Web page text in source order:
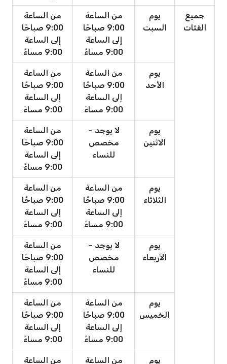
جميع
الفئات
يوم
السبت
من الساعة
9:00 صباحًا
إلى الساعة
9:00 مساءً
من الساعة
9:00 صباحًا
إلى الساعة
9:00 مساءً
يوم
الأحد
من الساعة
9:00 صباحًا
إلى الساعة
9:00 مساءً
من الساعة
9:00 صباحًا
إلى الساعة
9:00 مساءً
يوم
الاثنين
لا يوجد –
مخصص
للنساء
من الساعة
9:00 صباحًا
إلى الساعة
9:00 مساءً
يوم
الثلاثاء
من الساعة
9:00 صباحًا
إلى الساعة
9:00 مساءً
من الساعة
9:00 صباحًا
إلى الساعة
9:00 مساءً
يوم
الأربعاء
لا يوجد –
مخصص
للنساء
من الساعة
9:00 صباحًا
إلى الساعة
9:00 مساءً
يوم
الخميس
من الساعة
9:00 صباحًا
إلى الساعة
9:00 مساءً
من الساعة
9:00 صباحًا
إلى الساعة
9:00 مساءً
يوم
من الساعة
من الساعة